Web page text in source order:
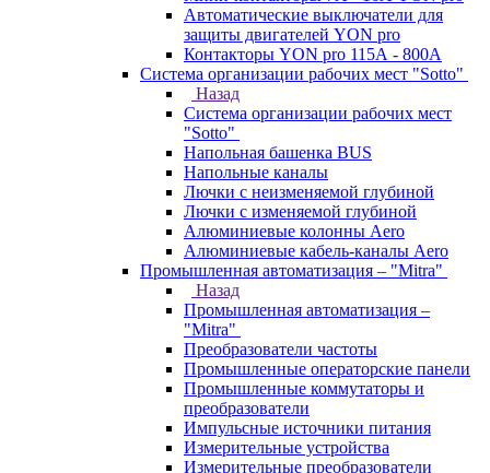
Автоматические выключатели для
защиты двигателей YON pro
Контакторы YON pro 115А - 800А
Система организации рабочих мест "Sotto"
Назад
Система организации рабочих мест
"Sotto"
Напольная башенка BUS
Напольные каналы
Лючки с неизменяемой глубиной
Лючки с изменяемой глубиной
Алюминиевые колонны Aero
Алюминиевые кабель-каналы Aero
Промышленная автоматизация – "Mitra"
Назад
Промышленная автоматизация –
"Mitra"
Преобразователи частоты
Промышленные операторские панели
Промышленные коммутаторы и
преобразователи
Импульсные источники питания
Измерительные устройства
Измерительные преобразователи